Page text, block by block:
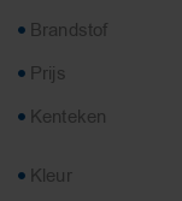
Brandstof
Prijs
Kenteken
Kleur